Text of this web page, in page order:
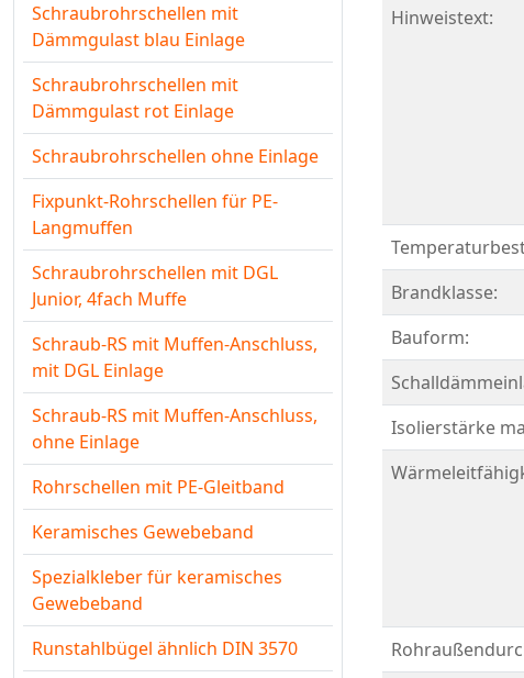
Schraubrohrschellen mit
Dämmgulast blau Einlage
Schraubrohrschellen mit
Dämmgulast rot Einlage
Schraubrohrschellen ohne Einlage
Fixpunkt-Rohrschellen für PE-
Langmuffen
Schraubrohrschellen mit DGL
Junior, 4fach Muffe
Schraub-RS mit Muffen-Anschluss,
mit DGL Einlage
Schraub-RS mit Muffen-Anschluss,
ohne Einlage
Rohrschellen mit PE-Gleitband
Keramisches Gewebeband
Spezialkleber für keramisches
Gewebeband
Runstahlbügel ähnlich DIN 3570
Hinweistext:
Brandklasse:
Bauform:
Isolierstärke